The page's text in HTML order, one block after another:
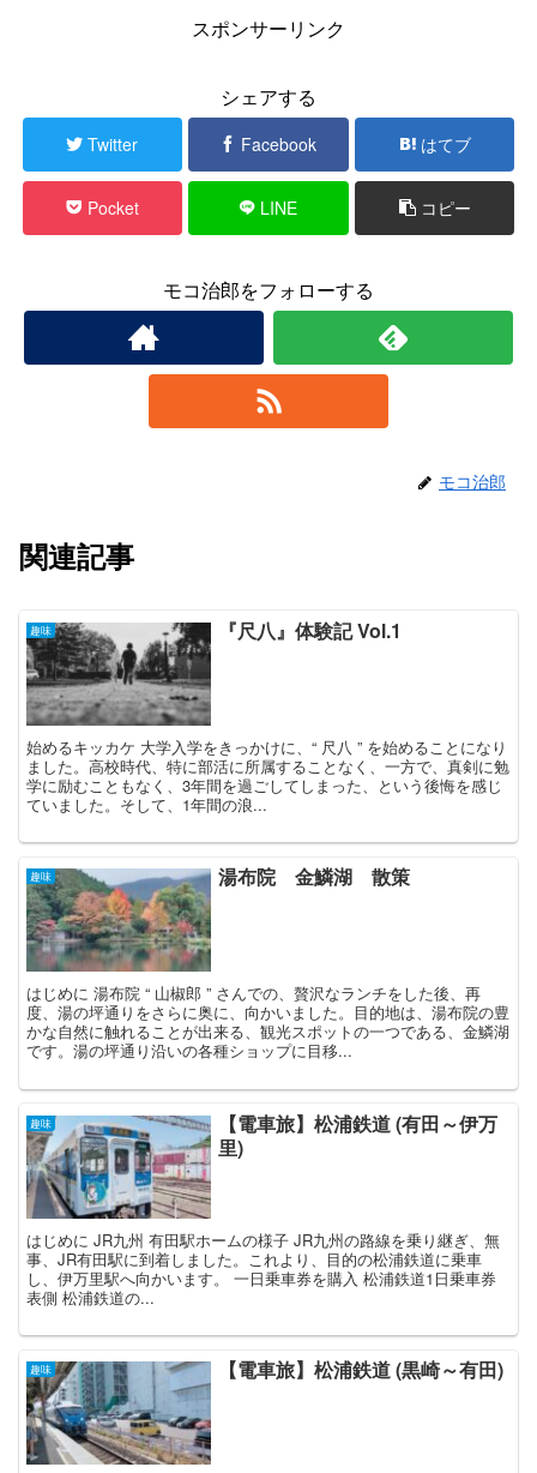
スポンサーリンク
シェアする
Twitter Facebook はてブ
Pocket LINE コピー
モコ治郎をフォローする
モコ治郎
関連記事
趣味 『尺八』体験記 Vol.1
始めるキッカケ 大学入学をきっかけに、“ 尺八 ” を始めることになり
ました。高校時代、特に部活に所属することなく、一方で、真剣に勉
学に励むこともなく、3年間を過ごしてしまった、という後悔を感じ
ていました。そして、1年間の浪...
趣味 湯布院 金鱗湖 散策
はじめに 湯布院 “ 山椒郎 ” さんでの、贅沢なランチをした後、再
度、湯の坪通りをさらに奥に、向かいました。目的地は、湯布院の豊
かな自然に触れることが出来る、観光スポットの一つである、金鱗湖
です。湯の坪通り沿いの各種ショップに目移...
趣味
【電車旅】松浦鉄道 (有田～伊万
里)
はじめに JR九州 有田駅ホームの様子 JR九州の路線を乗り継ぎ、無
事、JR有田駅に到着しました。これより、目的の松浦鉄道に乗車
し、伊万里駅へ向かいます。 一日乗車券を購入 松浦鉄道1日乗車券
表側 松浦鉄道の...
趣味 【電車旅】松浦鉄道 (黒崎～有田)